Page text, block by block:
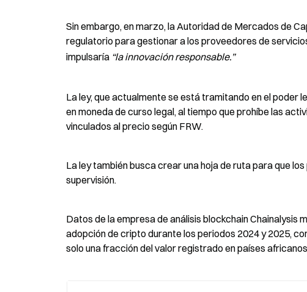
Sin embargo, en marzo, la Autoridad de Mercados de
regulatorio para gestionar a los proveedores de
impulsaría “la innovación responsable.”
La ley, que actualmente se está tramitando en el poder
en moneda de curso legal, al tiempo que prohíbe las
vinculados al precio según FRW.
La ley también busca crear una hoja de ruta para que
supervisión.
Datos de la empresa de análisis blockchain Chainalysis
adopción de cripto durante los periodos 2024 y 2025,
solo una fracción del valor registrado en países